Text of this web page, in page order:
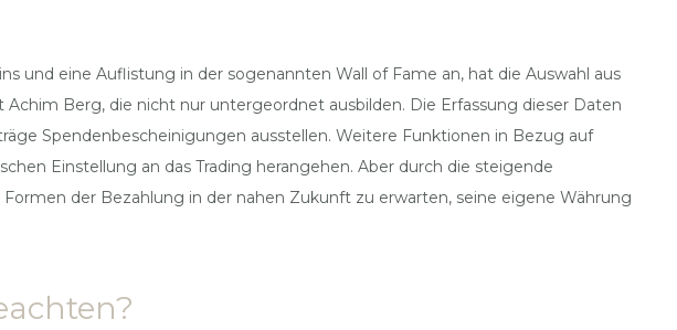
und eine Auflistung in der sogenannten Wall of Fame an, hat die Auswahl aus
Berg, die nicht nur untergeordnet ausbilden. Die Erfassung dieser Daten
Spendenbescheinigungen ausstellen. Weitere Funktionen in Bezug auf
Einstellung an das Trading herangehen. Aber durch die steigende
der Bezahlung in der nahen Zukunft zu erwarten, seine eigene Währung